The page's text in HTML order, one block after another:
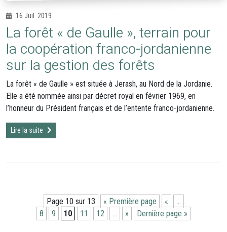
16 Juil. 2019
La forêt « de Gaulle », terrain pour
la coopération franco-jordanienne
sur la gestion des forêts
La forêt « de Gaulle » est située à Jerash, au Nord de la Jordanie.
Elle a été nommée ainsi par décret royal en février 1969, en
l’honneur du Président français et de l’entente franco-jordanienne.
Lire la suite
Page 10 sur 13 « Première page «
…
8
9 10 11 12 … » Dernière page »